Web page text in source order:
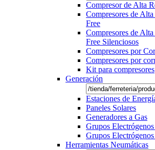
Compresor de Alta
Compresores de
Free
Compresores de
Free Silenciosos
Compresores por
Compresores por
Kit para compresores
Generación
Estaciones de
Paneles Solares
Generadores a Gas
Grupos
Grupos
Herramientas Neumáticas